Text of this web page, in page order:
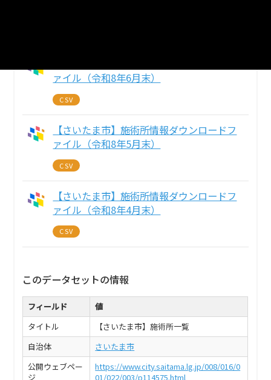
ァイル（令和8年6月末）
CSV
【さいたま市】施術所情報ダウンロードフ
ァイル（令和8年5月末）
CSV
【さいたま市】施術所情報ダウンロードフ
ァイル（令和8年4月末）
CSV
このデータセットの情報
フィールド
値
タイトル
【さいたま市】施術所一覧
自治体
さいたま市
公開ウェブペー
ジ
https://www.city.saitama.lg.jp/008/016/0
01/022/003/p114575.html